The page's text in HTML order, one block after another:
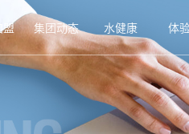
盟 集团动态 水健康 体